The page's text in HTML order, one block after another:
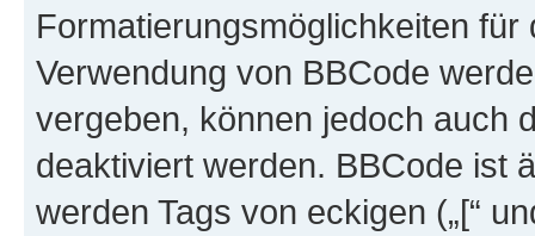
Formatierungsmöglichkeiten
Verwendung von BBCode
vergeben, können jedoch auch
deaktiviert werden. BBCode ist
werden Tags von eckigen („[“